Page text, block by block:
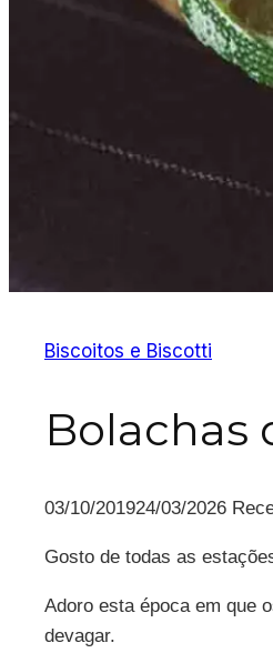
Biscoitos e Biscotti
Bolachas
03/10/201924/03/2026
Gosto de todas as
Adoro esta época em que
devagar.